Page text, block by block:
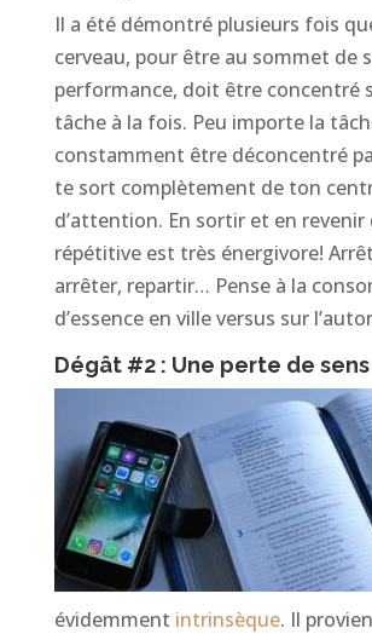
Il a été démontré plusieurs fois
cerveau, pour être au sommet de
performance, doit être concentré
tâche à la fois. Peu importe la
constamment être déconcentré
te sort complètement de ton
d’attention. En sortir et en revenir
répétitive est très énergivore!
arrêter, repartir… Pense à la
d’essence en ville versus sur
Dégât #2 : Une perte de sens
évidemment intrinsèque. Il